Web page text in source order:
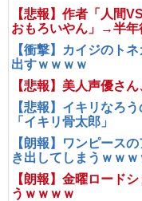
【悲報】作者「人間
おもろいやん」→半年
【衝撃】カイジのト
出すｗｗｗｗ
【悲報】美人声優さ
【悲報】イキリなろ
「イキリ骨太郎」
【朗報】ワンピース
き出してしまうｗｗｗ
【朗報】金曜ロード
うｗｗｗｗ